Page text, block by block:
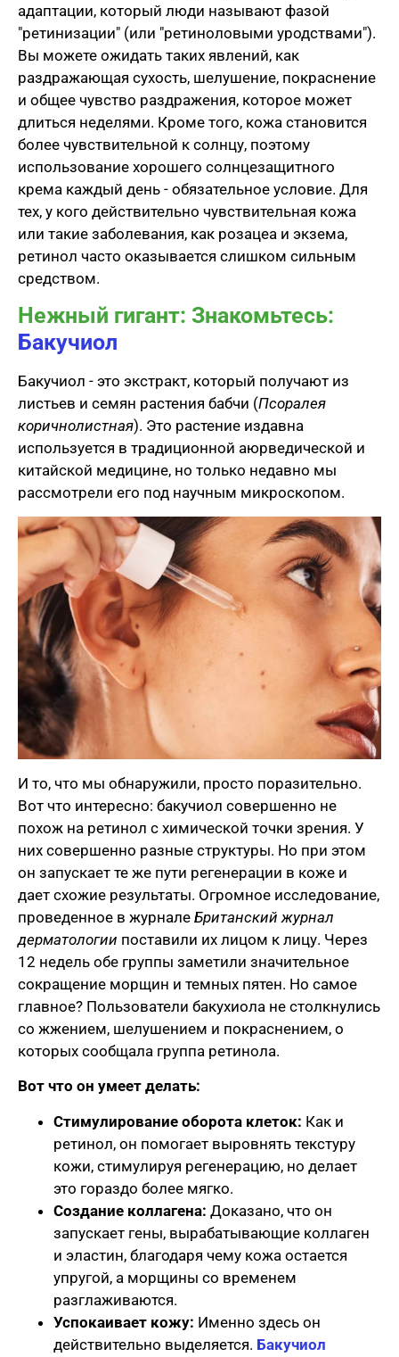
адаптации, который люди называют фазой
"ретинизации" (или "ретиноловыми уродствами").
Вы можете ожидать таких явлений, как
раздражающая сухость, шелушение, покраснение
и общее чувство раздражения, которое может
длиться неделями. Кроме того, кожа становится
более чувствительной к солнцу, поэтому
использование хорошего солнцезащитного
крема каждый день - обязательное условие. Для
тех, у кого действительно чувствительная кожа
или такие заболевания, как розацеа и экзема,
ретинол часто оказывается слишком сильным
средством.
Нежный гигант: Знакомьтесь:
Бакучиол
Бакучиол - это экстракт, который получают из
листьев и семян растения бабчи (Псоралея
коричнолистная). Это растение издавна
используется в традиционной аюрведической и
китайской медицине, но только недавно мы
рассмотрели его под научным микроскопом.
И то, что мы обнаружили, просто поразительно.
Вот что интересно: бакучиол совершенно не
похож на ретинол с химической точки зрения. У
них совершенно разные структуры. Но при этом
он запускает те же пути регенерации в коже и
дает схожие результаты. Огромное исследование,
проведенное в журнале Британский журнал
дерматологии поставили их лицом к лицу. Через
12 недель обе группы заметили значительное
сокращение морщин и темных пятен. Но самое
главное? Пользователи бакухиола не столкнулись
со жжением, шелушением и покраснением, о
которых сообщала группа ретинола.
Вот что он умеет делать:
Стимулирование оборота клеток: Как и
ретинол, он помогает выровнять текстуру
кожи, стимулируя регенерацию, но делает
это гораздо более мягко.
Создание коллагена: Доказано, что он
запускает гены, вырабатывающие коллаген
и эластин, благодаря чему кожа остается
упругой, а морщины со временем
разглаживаются.
Успокаивает кожу: Именно здесь он
действительно выделяется. Бакучиол